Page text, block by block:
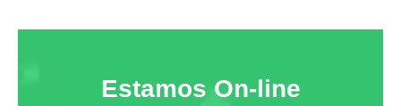
Estamos On-line